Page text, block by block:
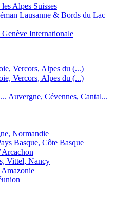
Alpes Suisses
Lausanne & Bords du Lac
Internationale
Vercors, Alpes du (...)
Vercors, Alpes du (...)
Auvergne, Cévennes, Cantal...
Normandie
Basque, Côte Basque
Vittel, Nancy